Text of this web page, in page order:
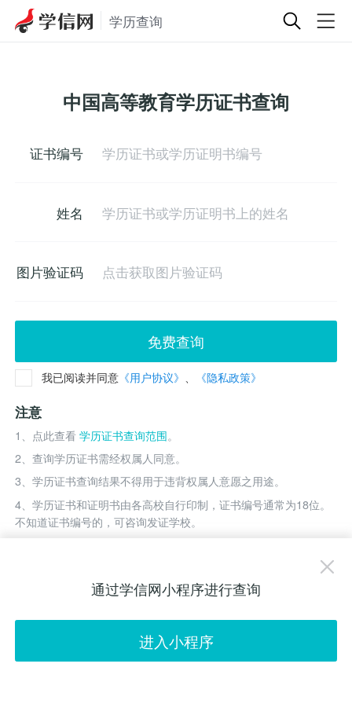
学历查询
中国高等教育学历证书查询
证书编号
姓名
图片验证码
免费查询
我已阅读并同意《用户协议》 、 《隐私政策》
注意
1、点此查看学历证书查询范围。
2、查询学历证书需经权属人同意。
3、学历证书查询结果不得用于违背权属人意愿之用途。
4、学历证书和证明书由各高校自行印制，证书编号通常为18位。
不知道证书编号的，可咨询发证学校。
通过学信网小程序进行查询
进入小程序
主办单位：教育部学生服务与素质发展中心